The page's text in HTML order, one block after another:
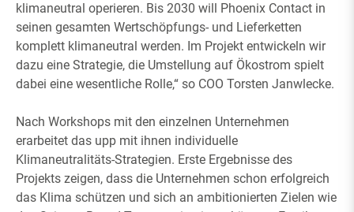
klimaneutral operieren. Bis 2030 will Phoenix Contact in
seinen gesamten Wertschöpfungs- und Lieferketten
komplett klimaneutral werden. Im Projekt entwickeln wir
dazu eine Strategie, die Umstellung auf Ökostrom spielt
dabei eine wesentliche Rolle,“ so COO Torsten Janwlecke.
Nach Workshops mit den einzelnen Unternehmen
erarbeitet das upp mit ihnen individuelle
Klimaneutralitäts-Strategien. Erste Ergebnisse des
Projekts zeigen, dass die Unternehmen schon erfolgreich
das Klima schützen und sich an ambitionierten Zielen wie